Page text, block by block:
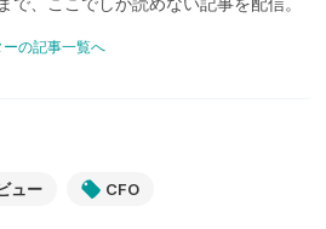
ーの記事一覧へ
ュー CFO